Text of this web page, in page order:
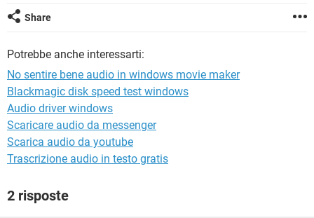
Share
Potrebbe anche interessarti:
No sentire bene audio in windows movie maker
Blackmagic disk speed test windows
Audio driver windows
Scaricare audio da messenger
Scarica audio da youtube
Trascrizione audio in testo gratis
2 risposte